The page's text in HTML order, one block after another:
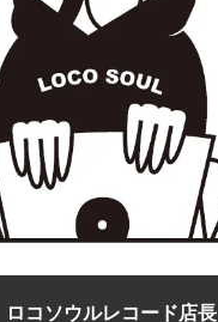
ロコソウルレコード店長